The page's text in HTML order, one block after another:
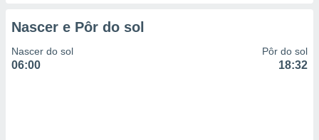
Nascer e Pôr do sol
Nascer do sol
06:00
Pôr do sol
18:32